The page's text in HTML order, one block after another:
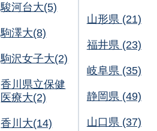
駿河台大(5)
駒澤大(8)
駒沢女子大(2)
香川県立保健
医療大(2)
香川大(14)
山形県 (21)
福井県 (23)
岐阜県 (35)
静岡県 (49)
山口県 (37)